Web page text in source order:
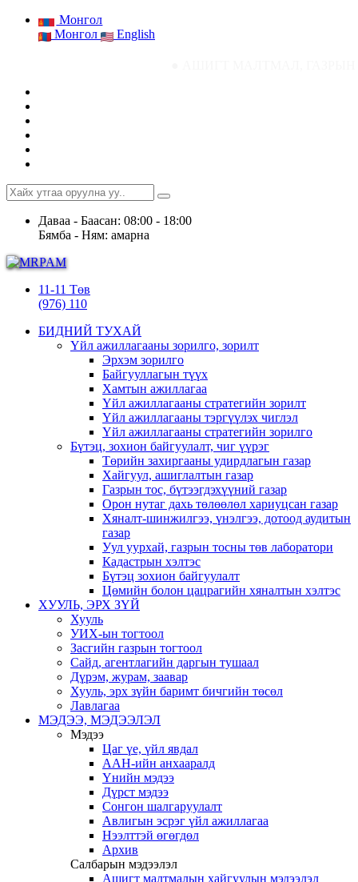
Монгол
Монгол
English
Даваа - Баасан: 08:00 - 18:00
Бямба - Ням: амарна
11-11 Төв
(976) 110
БИДНИЙ ТУХАЙ
Үйл ажиллагааны зорилго, зорилт
Эрхэм зорилго
Байгууллагын түүх
Хамтын ажиллагаа
Үйл ажиллагааны стратегийн зорилт
Үйл ажиллагааны тэргүүлэх чиглэл
Үйл ажиллагааны стратегийн зорилго
Бүтэц, зохион байгуулалт, чиг үүрэг
Төрийн захиргааны удирдлагын газар
Хайгуул, ашиглалтын газар
Газрын тос, бүтээгдэхүүний газар
Орон нутаг дахь төлөөлөл хариуцсан газар
Хяналт-шинжилгээ, үнэлгээ, дотоод аудитын
газар
Уул уурхай, газрын тосны төв лаборатори
Кадастрын хэлтэс
Бүтэц зохион байгуулалт
Цөмийн болон цацрагийн хяналтын хэлтэс
ХУУЛЬ, ЭРХ ЗҮЙ
Хууль
УИХ-ын тогтоол
Засгийн газрын тогтоол
Сайд, агентлагийн даргын тушаал
Дүрэм, журам, заавар
Хууль, эрх зүйн баримт бичгийн төсөл
Лавлагаа
МЭДЭЭ, МЭДЭЭЛЭЛ
Мэдээ
Цаг үе, үйл явдал
ААН-ийн анхааралд
Үнийн мэдээ
Дүрст мэдээ
Сонгон шалгаруулалт
Авлигын эсрэг үйл ажиллагаа
Нээлттэй өгөгдөл
Архив
Салбарын мэдээлэл
Ашигт малтмалын хайгуулын мэдээлэл